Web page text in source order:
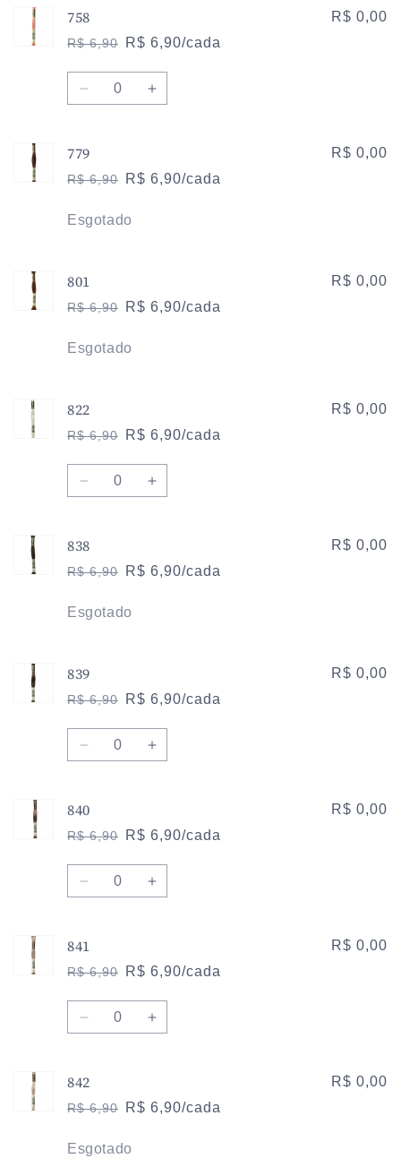
de
754
754
758
Preço
normal
R$ 6,90
Preço
promocional
R$ 6,90/cada
R$ 0,00
Diminuir
de
758
Aumentar
758
779
Preço
R$ 6,90
Preço
R$ 6,90/cada
R$ 0,00
Quantidade
Esgotado
801
Preço
R$ 6,90
Preço
R$ 6,90/cada
R$ 0,00
Quantidade
Esgotado
822
Preço
normal
R$ 6,90
Preço
promocional
R$ 6,90/cada
R$ 0,00
Diminuir
de
822
Aumentar
822
838
Preço
R$ 6,90
Preço
R$ 6,90/cada
R$ 0,00
Quantidade
Esgotado
839
Preço
normal
R$ 6,90
Preço
promocional
R$ 6,90/cada
R$ 0,00
Diminuir
de
839
Aumentar
839
840
Preço
normal
R$ 6,90
Preço
promocional
R$ 6,90/cada
R$ 0,00
Diminuir
de
840
Aumentar
840
841
Preço
normal
R$ 6,90
Preço
promocional
R$ 6,90/cada
R$ 0,00
Diminuir
de
841
Aumentar
841
842
Preço
R$ 6,90
Preço
R$ 6,90/cada
R$ 0,00
Quantidade
Esgotado